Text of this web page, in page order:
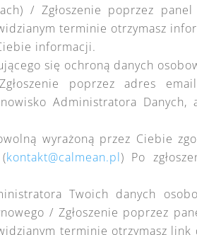
/ Zgłoszenie poprzez
terminie otrzymasz
informacji.
się ochroną danych
poprzez adres
Administratora
wyrażoną przez Ciebie
kontakt@calmean.pl) Po
Twoich danych
/ Zgłoszenie poprzez
terminie otrzymasz